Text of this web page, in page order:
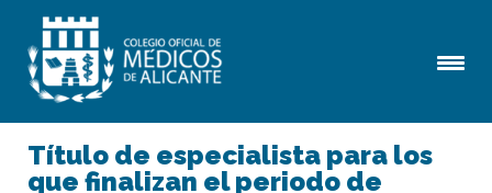
Título de especialista para los
que finalizan el periodo de